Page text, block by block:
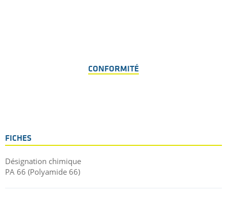
CONFORMITÉ
FICHES
Désignation chimique
PA 66 (Polyamide 66)